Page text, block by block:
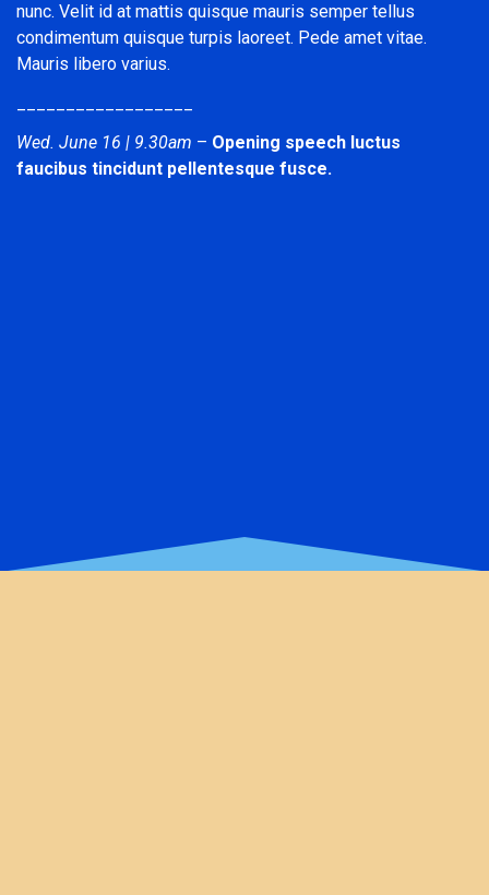
nunc. Velit id at mattis quisque mauris semper tellus
condimentum quisque turpis laoreet. Pede amet vitae.
Mauris libero varius.
Wed. June 16 | 9.30am – Opening speech luctus
faucibus tincidunt pellentesque fusce.